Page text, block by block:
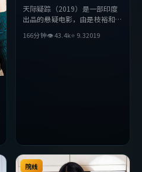
天际疑踪（2019）是一部印度
出品的悬疑电影，由是枝裕和执
迪等主演。影片在叙事与视听上
166分钟👁43.4k⭐ 9.32019
院线